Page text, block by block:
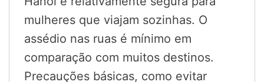
mulheres que viajam sozinhas. O
assédio nas ruas é mínimo em
comparação com muitos destinos.
Precauções básicas, como evitar